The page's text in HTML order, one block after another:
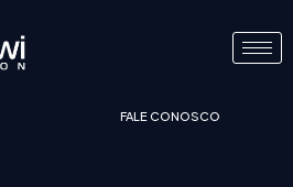
FALE CONOSCO